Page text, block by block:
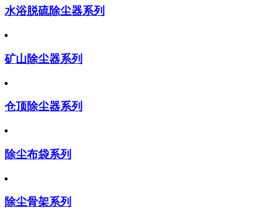
水浴脱硫除尘器系列
矿山除尘器系列
仓顶除尘器系列
除尘布袋系列
除尘骨架系列